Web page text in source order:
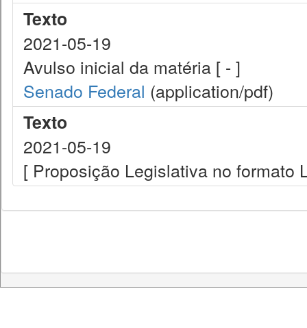
Texto
2021-05-19
Avulso inicial da matéria [ - ]
Senado Federal (application/pdf)
Texto
2021-05-19
[ Proposição Legislativa no formato